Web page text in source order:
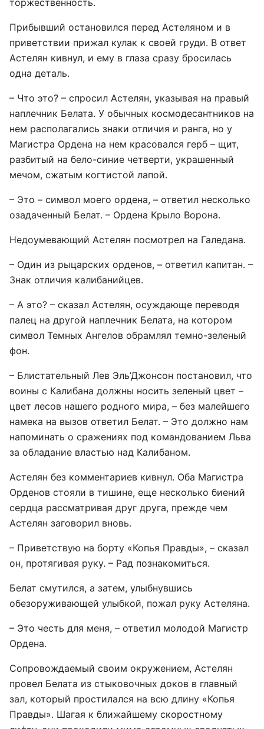
торжественность.
Прибывший остановился перед Астеляном и в
приветствии прижал кулак к своей груди. В ответ
Астелян кивнул, и ему в глаза сразу бросилась
одна деталь.
– Что это? – спросил Астелян, указывая на правый
наплечник Белата. У обычных космодесантников на
нем располагались знаки отличия и ранга, но у
Магистра Ордена на нем красовался герб – щит,
разбитый на бело-синие четверти, украшенный
мечом, сжатым когтистой лапой.
– Это – символ моего ордена, – ответил несколько
озадаченный Белат. – Ордена Крыло Ворона.
Недоумевающий Астелян посмотрел на Галедана.
– Один из рыцарских орденов, – ответил капитан. –
Знак отличия калибанийцев.
– А это? – сказал Астелян, осуждающе переводя
палец на другой наплечник Белата, на котором
символ Темных Ангелов обрамлял темно-зеленый
фон.
– Блистательный Лев Эль’Джонсон постановил, что
воины с Калибана должны носить зеленый цвет –
цвет лесов нашего родного мира, – без малейшего
намека на вызов ответил Белат. – Это должно нам
напоминать о сражениях под командованием Льва
за обладание властью над Калибаном.
Астелян без комментариев кивнул. Оба Магистра
Орденов стояли в тишине, еще несколько биений
сердца рассматривая друг друга, прежде чем
Астелян заговорил вновь.
– Приветствую на борту «Копья Правды», – сказал
он, протягивая руку. – Рад познакомиться.
Белат смутился, а затем, улыбнувшись
обезоруживающей улыбкой, пожал руку Астеляна.
– Это честь для меня, – ответил молодой Магистр
Ордена.
Сопровождаемый своим окружением, Астелян
провел Белата из стыковочных доков в главный
зал, который простилался на всю длину «Копья
Правды». Шагая к ближайшему скоростному